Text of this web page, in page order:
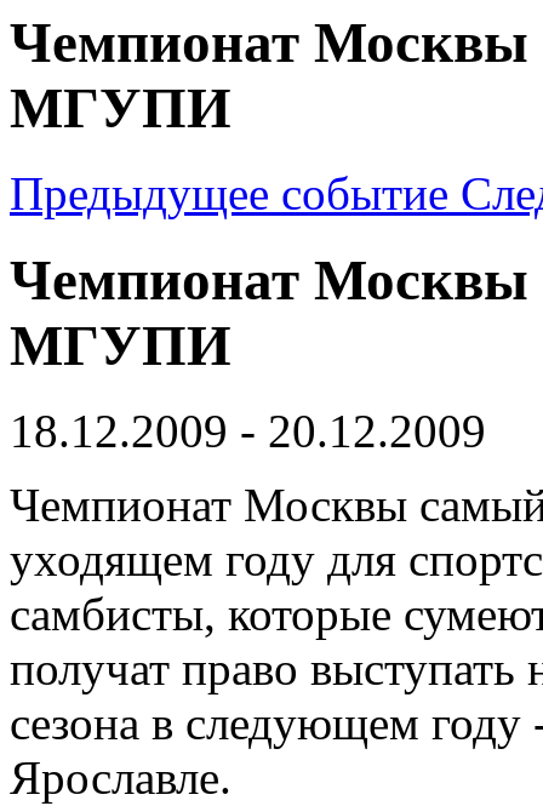
Чемпионат Москвы
МГУПИ
Предыдущее событие
Чемпионат Москвы
МГУПИ
18.12.2009 - 20.12.2009
Чемпионат Москвы самый
уходящем году для
самбисты, которые
получат право выступать
сезона в следующем
Ярославле.